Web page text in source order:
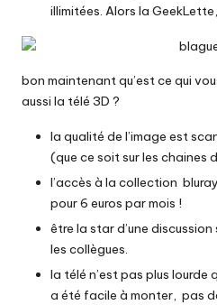
illimitées. Alors la
bon maintenant qu’est ce qui
aussi la télé 3D ?
la qualité de l’image est
(que ce soit sur les chaines
l’accès à la collection
pour 6 euros par mois !
être la star d’une
les collègues.
la télé n’est pas plus lourde
a été facile à monter, pas